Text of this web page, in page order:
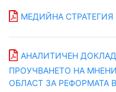
МЕДИЙНА
AНАЛИТИЧЕН
ПРОУЧВАНЕТО НА
ОБЛАСТ ЗА РЕФОРМАТА